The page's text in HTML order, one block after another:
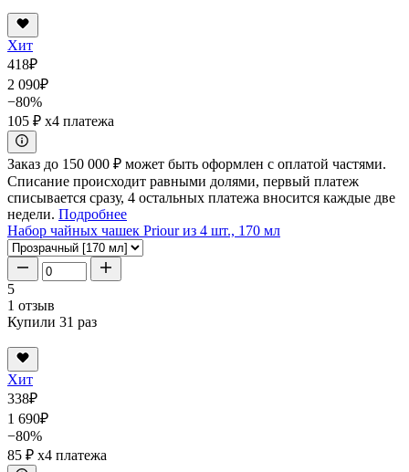
Хит
418₽
2 090₽
−80%
105 ₽ x4 платежа
Заказ до 150 000 ₽ может быть оформлен с оплатой частями.
Списание происходит равными долями, первый платеж
списывается сразу, 4 остальных платежа вносится каждые две
недели. Подробнее
Набор чайных чашек Priour из 4 шт., 170 мл
5
1 отзыв
Купили 31 раз
Хит
338₽
1 690₽
−80%
85 ₽ x4 платежа